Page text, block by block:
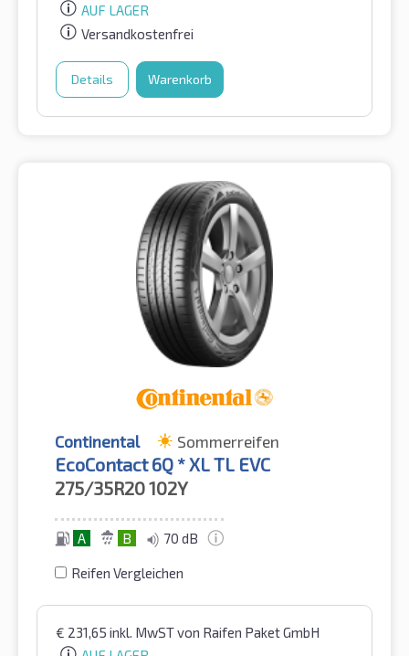
AUF LAGER
Versandkostenfrei
Details Warenkorb
Continental Sommerreifen
EcoContact 6Q * XL TL EVC
275/35R20102Y
A B 70 dB
Reifen Vergleichen
€ 231,65 inkl. MwSTvon Raifen Paket GmbH